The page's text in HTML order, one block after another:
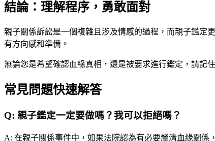
結論：理解程序，勇敢面對
親子關係訴訟是一個複雜且涉及情感的過程，而親子鑑定
有方向感和準備。
無論您是希望確認血緣真相，還是被要求進行鑑定，請記
常見問題快速解答
Q: 親子鑑定一定要做嗎？我可以拒絕嗎？
A: 在親子關係事件中，如果法院認為有必要釐清血緣關